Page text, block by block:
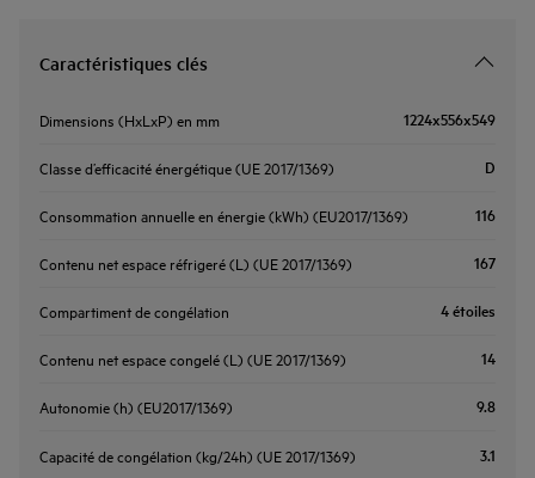
Caractéristiques clés
Dimensions (HxLxP) en mm 1224x556x549
Classe d’efficacité énergétique (UE 2017/1369) D
Consommation annuelle en énergie (kWh) (EU2017/1369) 116
Contenu net espace réfrigeré (L) (UE 2017/1369) 167
Compartiment de congélation 4 étoiles
Contenu net espace congelé (L) (UE 2017/1369) 14
Autonomie (h) (EU2017/1369) 9.8
Capacité de congélation (kg/24h) (UE 2017/1369) 3.1